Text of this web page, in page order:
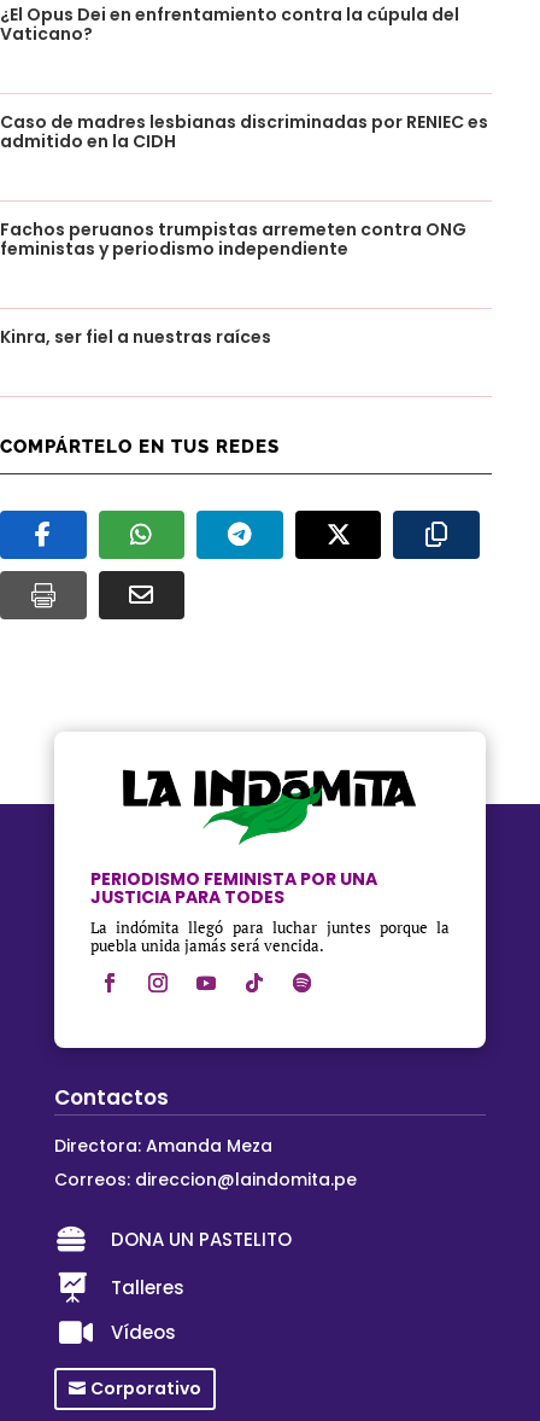
¿El Opus Dei en enfrentamiento contra la cúpula del
Vaticano?
Caso de madres lesbianas discriminadas por RENIEC es
admitido en la CIDH
Fachos peruanos trumpistas arremeten contra ONG
feministas y periodismo independiente
Kinra, ser fiel a nuestras raíces
COMPÁRTELO EN TUS REDES
PERIODISMO FEMINISTA POR UNA
JUSTICIA PARA TODES
La indómita llegó para luchar juntes porque la
puebla unida jamás será vencida.
Contactos
Directora: Amanda Meza
Correos: direccion@laindomita.pe
 DONA UN PASTELITO
 Talleres
 Vídeos
Corporativo